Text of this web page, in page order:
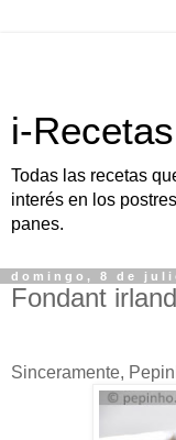
i-Recetas
Todas las recetas
interés en los
panes.
domingo, 8 de
Fondant
Sinceramente,